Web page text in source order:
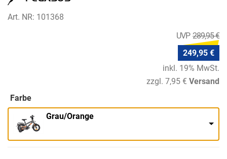
Art. NR: 101368
289,95 €
249,95 €
inkl. 19% MwSt.
zzgl. 7,95 € Versand
Farbe
Grau/Orange